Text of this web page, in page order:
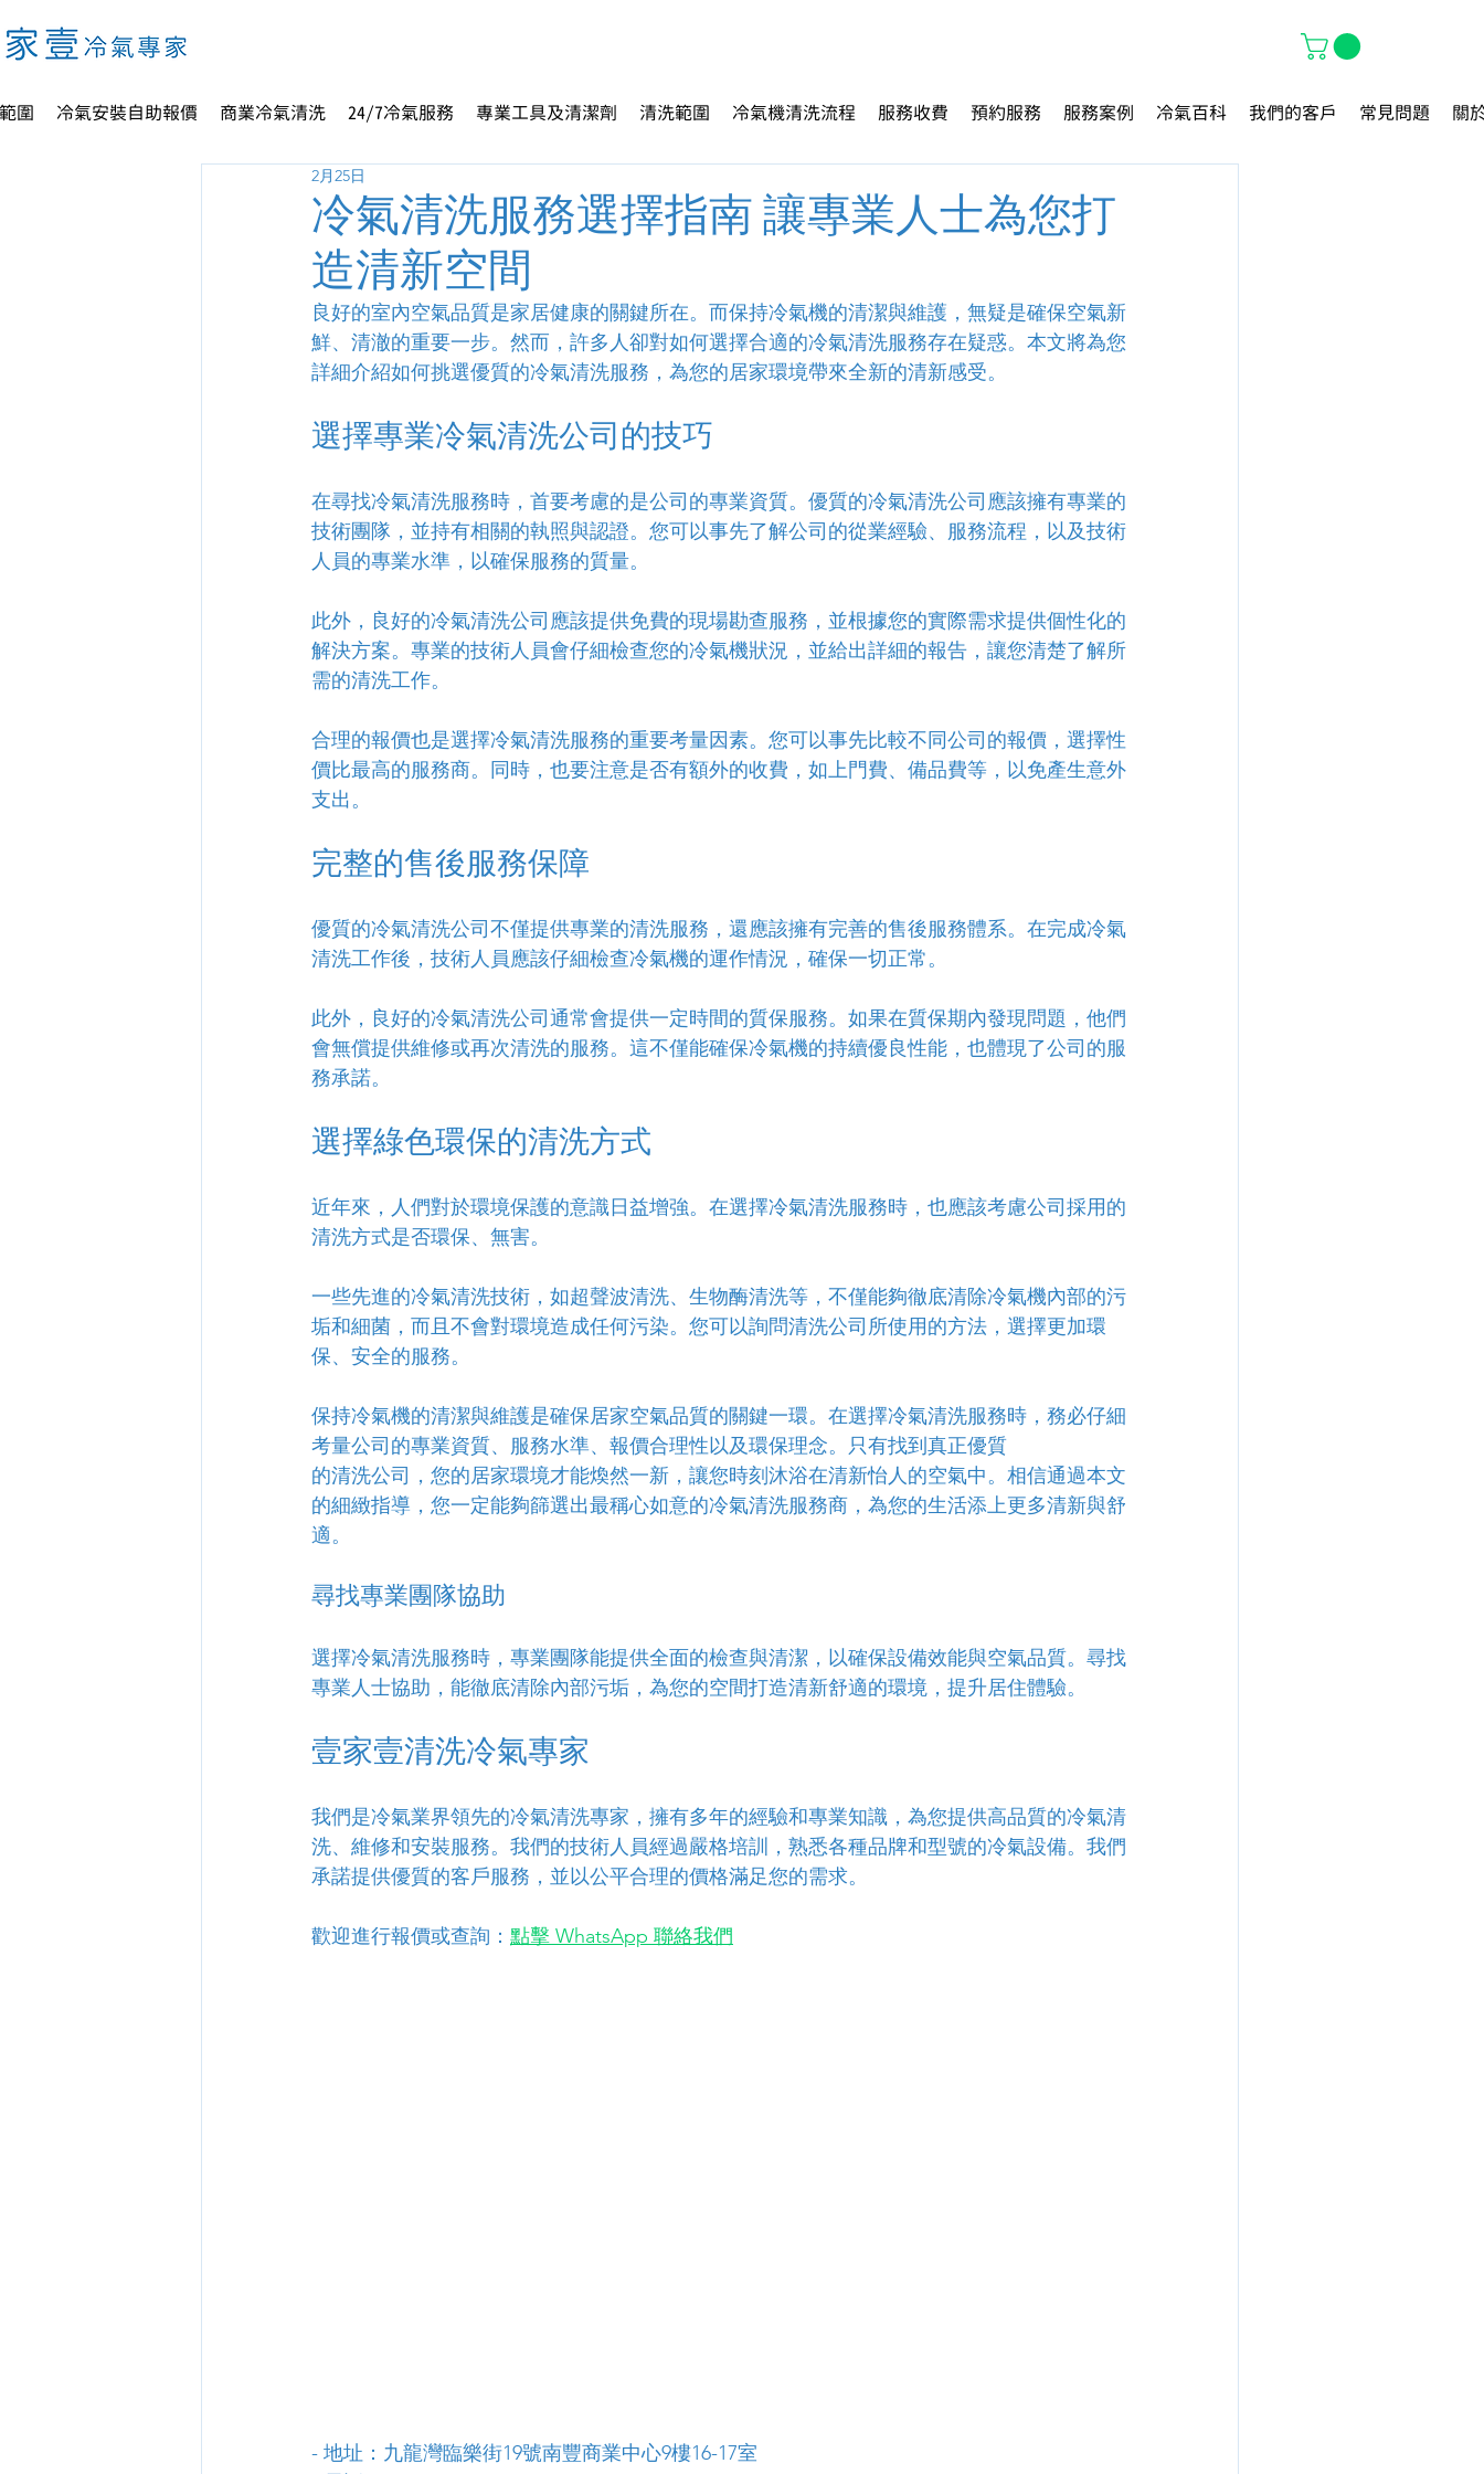
圍 冷氣安裝自助報價 商業冷氣清洗 24/7冷氣服務 專業工具及清潔劑 清洗範圍 冷氣機清洗流程 服務收費 預約服務 服務案例 冷氣百科 我們的客戶 常見問題 關
冷氣清洗服務選擇指南 讓專業人士為您打
造清新空間
2月25日
良好的室內空氣品質是家居健康的關鍵所在。而保持冷氣機的清潔與維護，無疑是確保空氣新
鮮、清澈的重要一步。然而，許多人卻對如何選擇合適的冷氣清洗服務存在疑惑。本文將為您
詳細介紹如何挑選優質的冷氣清洗服務，為您的居家環境帶來全新的清新感受。
選擇專業冷氣清洗公司的技巧
在尋找冷氣清洗服務時，首要考慮的是公司的專業資質。優質的冷氣清洗公司應該擁有專業的
技術團隊，並持有相關的執照與認證。您可以事先了解公司的從業經驗、服務流程，以及技術
人員的專業水準，以確保服務的質量。
此外，良好的冷氣清洗公司應該提供免費的現場勘查服務，並根據您的實際需求提供個性化的
解決方案。專業的技術人員會仔細檢查您的冷氣機狀況，並給出詳細的報告，讓您清楚了解所
需的清洗工作。
合理的報價也是選擇冷氣清洗服務的重要考量因素。您可以事先比較不同公司的報價，選擇性
價比最高的服務商。同時，也要注意是否有額外的收費，如上門費、備品費等，以免產生意外
支出。
完整的售後服務保障
優質的冷氣清洗公司不僅提供專業的清洗服務，還應該擁有完善的售後服務體系。在完成冷氣
清洗工作後，技術人員應該仔細檢查冷氣機的運作情況，確保一切正常。
此外，良好的冷氣清洗公司通常會提供一定時間的質保服務。如果在質保期內發現問題，他們
會無償提供維修或再次清洗的服務。這不僅能確保冷氣機的持續優良性能，也體現了公司的服
務承諾。
選擇綠色環保的清洗方式
近年來，人們對於環境保護的意識日益增強。在選擇冷氣清洗服務時，也應該考慮公司採用的
清洗方式是否環保、無害。
一些先進的冷氣清洗技術，如超聲波清洗、生物酶清洗等，不僅能夠徹底清除冷氣機內部的污
垢和細菌，而且不會對環境造成任何污染。您可以詢問清洗公司所使用的方法，選擇更加環
保、安全的服務。
保持冷氣機的清潔與維護是確保居家空氣品質的關鍵一環。在選擇冷氣清洗服務時，務必仔細
考量公司的專業資質、服務水準、報價合理性以及環保理念。只有找到真正優質
的清洗公司，您的居家環境才能煥然一新，讓您時刻沐浴在清新怡人的空氣中。相信通過本文
的細緻指導，您一定能夠篩選出最稱心如意的冷氣清洗服務商，為您的生活添上更多清新與舒
適。
尋找專業團隊協助
選擇冷氣清洗服務時，專業團隊能提供全面的檢查與清潔，以確保設備效能與空氣品質。尋找
專業人士協助，能徹底清除內部污垢，為您的空間打造清新舒適的環境，提升居住體驗。
壹家壹清洗冷氣專家
我們是冷氣業界領先的冷氣清洗專家，擁有多年的經驗和專業知識，為您提供高品質的冷氣清
洗、維修和安裝服務。我們的技術人員經過嚴格培訓，熟悉各種品牌和型號的冷氣設備。我們
承諾提供優質的客戶服務，並以公平合理的價格滿足您的需求。
歡迎進行報價或查詢： 點擊 WhatsApp 聯絡我們
- 地址：九龍灣臨樂街19號南豐商業中心9樓16-17室